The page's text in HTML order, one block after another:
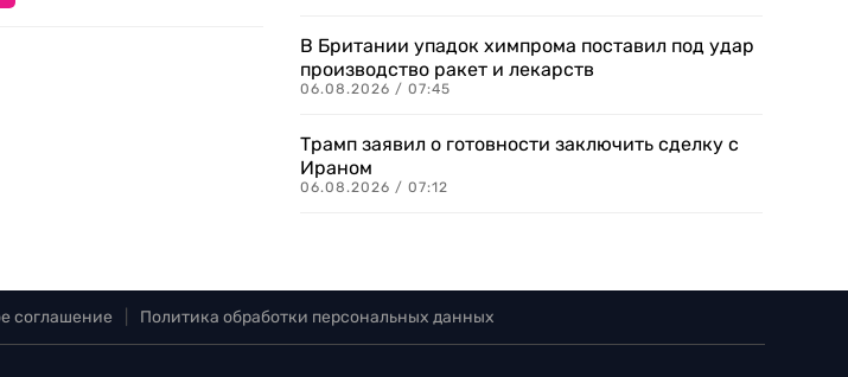
В Британии упадок химпрома поставил под удар
производство ракет и лекарств
06.08.2026 / 07:45
Трамп заявил о готовности заключить сделку с
Ираном
06.08.2026 / 07:12
соглашение Политика обработки персональных данных